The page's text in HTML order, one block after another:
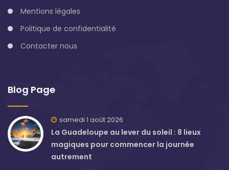
Mentions légales
Politique de confidentialité
Contacter nous
Blog Page
samedi 1 août 2026
La Guadeloupe au lever du soleil : 8 lieux
magiques pour commencer la journée
autrement